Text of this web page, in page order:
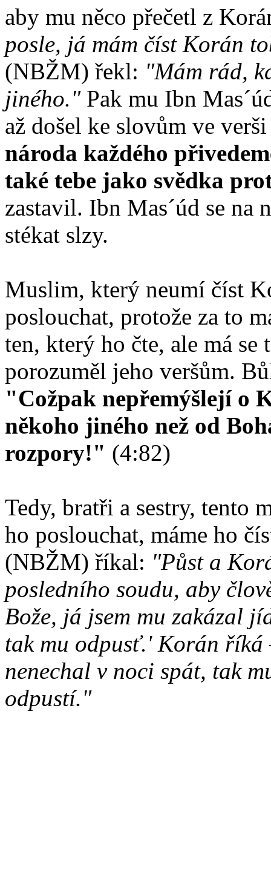
aby mu něco přečetl z
posle, já mám číst Korán
(NBŽM) řekl: "Mám rád,
jiného." Pak mu Ibn
až došel ke slovům ve
národa každého
také tebe jako svědka
zastavil. Ibn Mas´úd se
stékat slzy.
Muslim, který neumí číst
poslouchat, protože za to
ten, který ho čte, ale má se
porozuměl jeho veršům.
"Cožpak nepřemýšlejí o
někoho jiného než od
rozpory!" (4:82)
Tedy, bratři a sestry, tento
ho poslouchat, máme ho
(NBŽM) říkal: "Půst a
posledního soudu, aby
Bože, já jsem mu zakázal
tak mu odpusť.' Korán říká
nenechal v noci spát, tak
odpustí."